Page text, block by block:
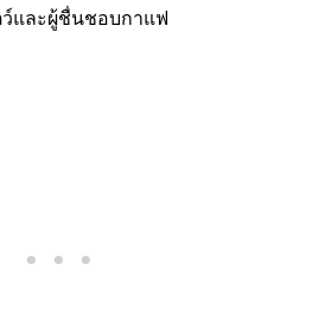
และผู้ชื่นชอบกาแฟ